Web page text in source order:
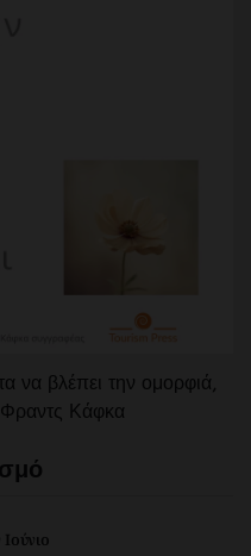
να βλέπει την ομορφιά,
Φραντς Κάφκα